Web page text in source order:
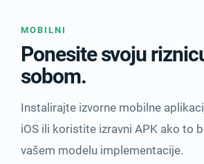
MOBILNI
Ponesite svoju
sobom.
Instalirajte izvorne mobilne
iOS ili koristite izravni APK ako to
vašem modelu implementacije.